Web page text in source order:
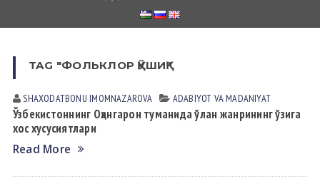
TAG "ФОЛЬКЛОР ҚЎШИҚ"
SHAXODATBONU IMOMNАZАROVА АDАBIYOT VА MАDАNIYAT
Ўзбекистоннинг Оҳангарон туманида ўлан жанрининг ўзига
хос хусусиятлари
Read More